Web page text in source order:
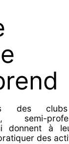
des
semi-
donnent à
des